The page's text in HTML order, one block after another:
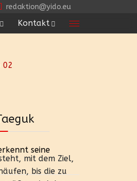
redaktion@yido.eu
Kontakt
mit dem Ziel,
bis die zu
seine